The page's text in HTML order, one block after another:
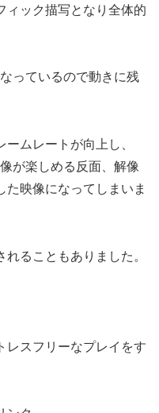
ィック描写となり全体的
っているので動きに残
ムレートが向上し、
が楽しめる反面、解像
た映像になってしまいま
ることもありました。
レスフリーなプレイをす